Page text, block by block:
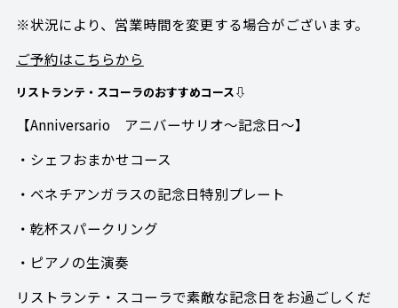
※状況により、営業時間を変更する場合がございます。
ご予約はこちらから
リストランテ・スコーラのおすすめコース⇩
【Anniversario アニバーサリオ～記念日～】
・シェフおまかせコース
・ベネチアンガラスの記念日特別プレート
・乾杯スパークリング
・ピアノの生演奏
リストランテ・スコーラで素敵な記念日をお過ごしくだ